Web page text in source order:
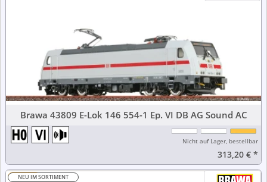
Brawa 43809 E-Lok 146 554-1 Ep. VI DB AG Sound AC
Nicht auf Lager, bestellbar
313,20 €*
NEU IM SORTIMENT
-37%